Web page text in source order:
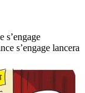
s’engage
s’engage lancera